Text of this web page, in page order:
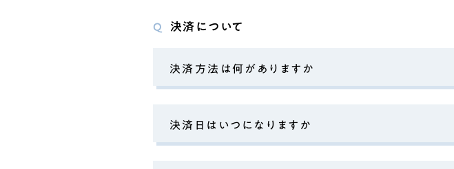
Q 決済について
決済方法は何がありますか
決済日はいつになりますか